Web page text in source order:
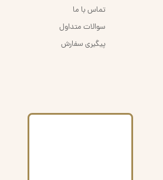
تماس با ما
سوالات متداول
پیگیری سفارش